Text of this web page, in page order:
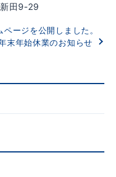
田9-29
ージを公開しました。
末年始休業のお知らせ